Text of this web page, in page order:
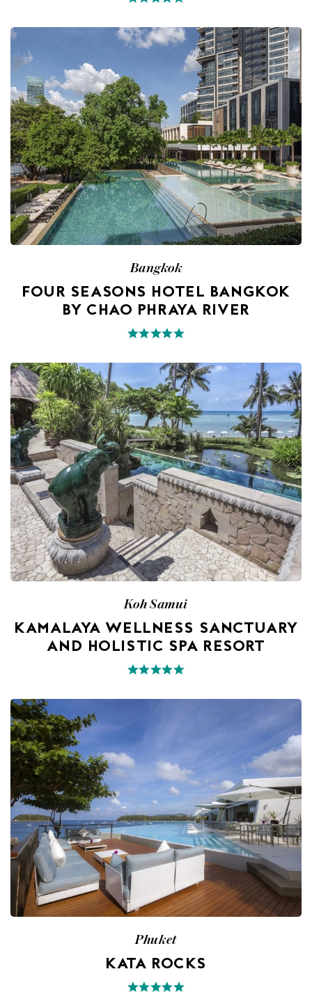
Bangkok
FOUR SEASONS HOTEL BANGKOK
BY CHAO PHRAYA RIVER
Koh Samui
KAMALAYA WELLNESS SANCTUARY
AND HOLISTIC SPA RESORT
Phuket
KATA ROCKS